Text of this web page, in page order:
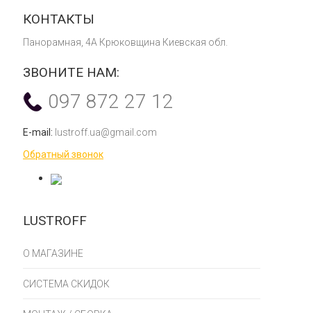
LUSTROFF
О МАГАЗИНЕ
СИСТЕМА СКИДОК
КОНТАКТЫ
Панорамная, 4А Крюковщина Киевская обл.
ЗВОНИТЕ НАМ:
097 872 27 12
E-mail: lustroff.ua@gmail.com
Обратный звонок